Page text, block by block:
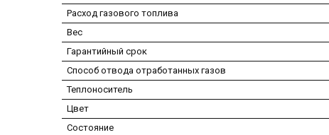
Расход газового топлива
Вес
Гарантийный срок
Способ отвода отработанных газов
Теплоноситель
Цвет
Состояние